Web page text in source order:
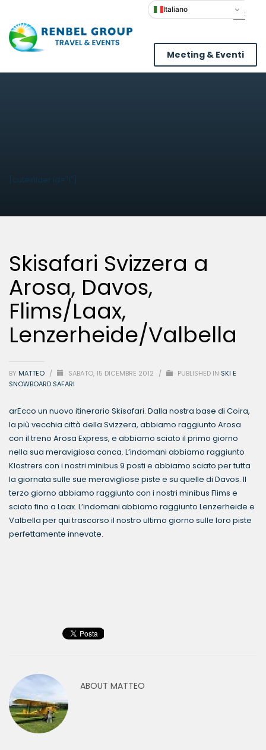
Meeting & Eventi
[cuteslider id="1"]
Skisafari Svizzera a
Arosa, Davos,
Flims/Laax,
Lenzerheide/Valbella
BY MATTEO / SABATO, 15 DICEMBRE 2012 / PUBLISHED IN SKI E
SNOWBOARD SAFARI
arEcco un nuovo itinerario Skisafari. Dalla nostra base di Coira,
la più vecchia città della Svizzera, abbiamo raggiunto Arosa
con il treno Arosa Express, e abbiamo sciato il primo giorno
nella sua meravigiosa conca. L’indomani abbiamo raggiunto
Klostrers con i nostri minibus 9 posti e abbiamo sciato per tutta
la giornata sulle sue meravigliose piste e su quelle di Davos. Il
terzo giorno abbiamo raggiunto con i nostri minibus Flims e
sciato fino a Laax. L’indomani abbiamo raggiunto Lenzerheide e
Valbella per qui trascorso il nostro ultimo giorno sulle loro piste
perfettamente innevate.
ABOUT MATTEO
Italiano